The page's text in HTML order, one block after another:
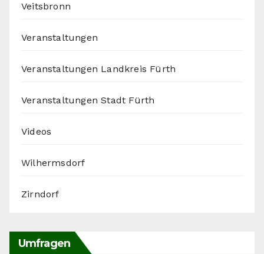
Veitsbronn
Veranstaltungen
Veranstaltungen Landkreis Fürth
Veranstaltungen Stadt Fürth
Videos
Wilhermsdorf
Zirndorf
Umfragen